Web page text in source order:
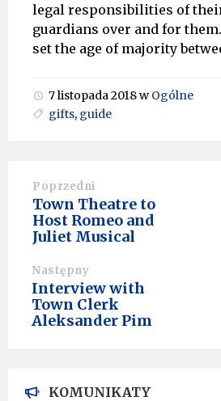
legal responsibilities of
guardians over and for
set the age of majority
7 listopada 2018w Ogólne
gifts, guide
Poprzedni
Town Theatre to
Host Romeo and
Juliet Musical
Następny
Interview with
Town Clerk
Aleksander Pim
KOMUNIKATY